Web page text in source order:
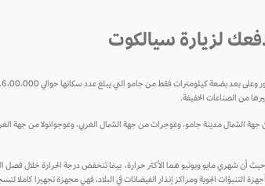
لزيارة سيالكوت
من الصناعات الخفيفة.
على ارتفاع 256 مترًا فوق مستوى سطح البحر، وتحدها من جهة الشمال مدينة جامو، وغوجرات من جهة الشمال
الجوية ومراكز إنذار الفيضانات في البلاد، فهي مجهزة تجهيزا كاملا